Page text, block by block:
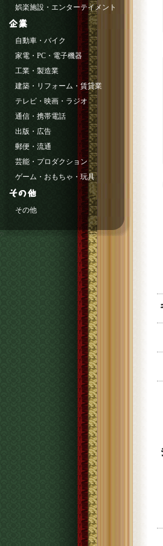
娯楽施設・エンターテイメント
自動車・バイク
家電・PC・電子機器
工業・製造業
建築・リフォーム・賃貸業
テレビ・映画・ラジオ
通信・携帯電話
出版・広告
郵便・流通
芸能・プロダクション
ゲーム・おもちゃ・玩具
その他